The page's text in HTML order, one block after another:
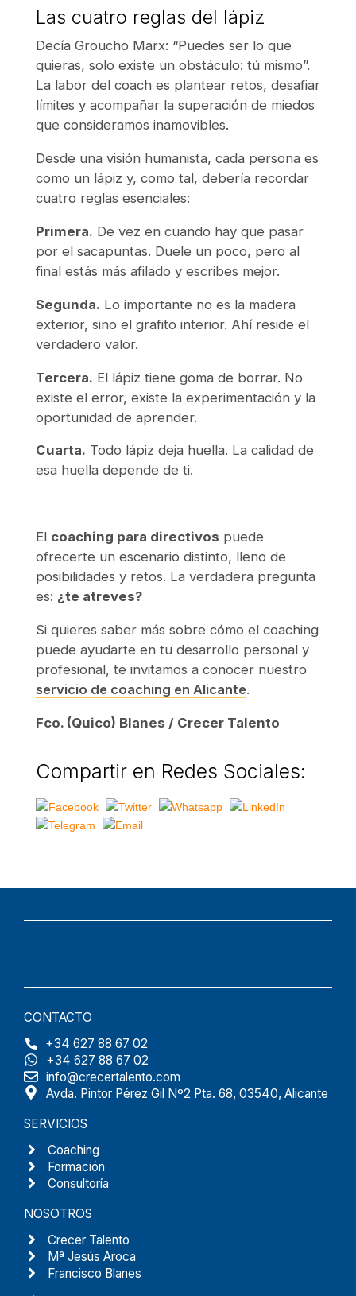
Las cuatro reglas del lápiz
Decía Groucho Marx: “Puedes ser lo que
quieras, solo existe un obstáculo: tú mismo”.
La labor del coach es plantear retos, desafiar
límites y acompañar la superación de miedos
que consideramos inamovibles.
Desde una visión humanista, cada persona es
como un lápiz y, como tal, debería recordar
cuatro reglas esenciales:
Primera. De vez en cuando hay que pasar
por el sacapuntas. Duele un poco, pero al
final estás más afilado y escribes mejor.
Segunda. Lo importante no es la madera
exterior, sino el grafito interior. Ahí reside el
verdadero valor.
Tercera. El lápiz tiene goma de borrar. No
existe el error, existe la experimentación y la
oportunidad de aprender.
Cuarta. Todo lápiz deja huella. La calidad de
esa huella depende de ti.
El coaching para directivos puede
ofrecerte un escenario distinto, lleno de
posibilidades y retos. La verdadera pregunta
es: ¿te atreves?
Si quieres saber más sobre cómo el coaching
puede ayudarte en tu desarrollo personal y
profesional, te invitamos a conocer nuestro
servicio de coaching en Alicante.
Fco. (Quico) Blanes / Crecer Talento
Compartir en Redes Sociales:
CONTACTO
+34 627 88 67 02
+34 627 88 67 02
info@crecertalento.com
Avda. Pintor Pérez Gil Nº2 Pta. 68, 03540, Alicante
SERVICIOS
Coaching
Formación
Consultoría
NOSOTROS
Crecer Talento
Mª Jesús Aroca
Francisco Blanes